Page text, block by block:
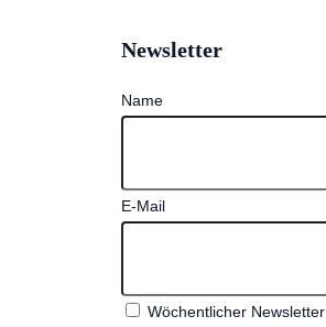
Newsletter
Name
E-Mail
Wöchentlicher Newsletter